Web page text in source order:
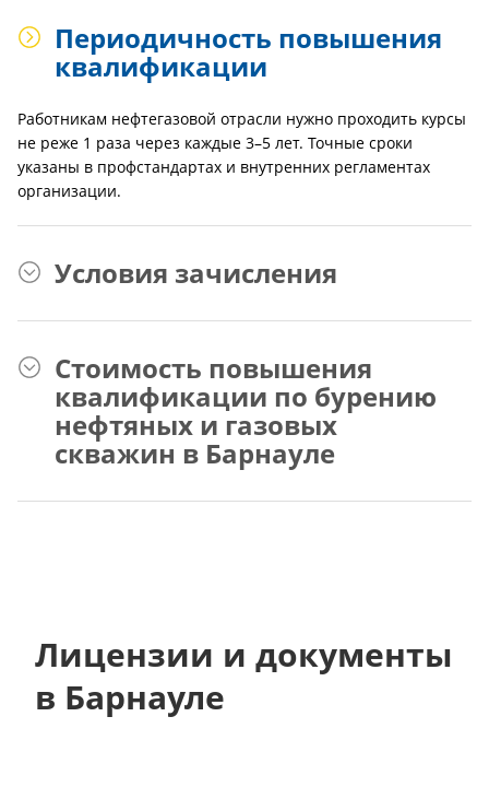
Периодичность повышения
квалификации
Работникам нефтегазовой отрасли нужно проходить курсы
не реже 1 раза через каждые 3–5 лет. Точные сроки
указаны в профстандартах и внутренних регламентах
организации.
Условия зачисления
Стоимость повышения
квалификации по бурению
нефтяных и газовых
скважин в Барнауле
Лицензии и документы
в Барнауле